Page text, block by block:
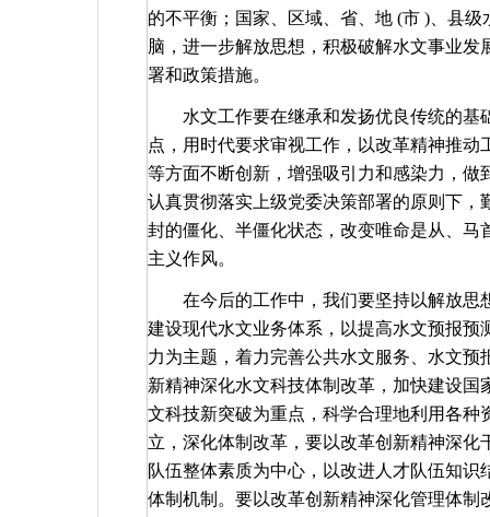
的不平衡；国家、区域、省、地 (市 ) 、县
脑，进一步解放思想，积极破解水文事业
署和政策措施。
水文工作要在继承和发扬优良传统的
点，用时代要求审视工作，以改革精神推
等方面不断创新，增强吸引力和感染力，
认真贯彻落实上级党委决策部署的原则下
封的僵化、半僵化状态，改变唯命是从、
主义作风。
在今后的工作中，我们要坚持以解放
建设现代水文业务体系，以提高水文预报
力为主题，着力完善公共水文服务、水文
新精神深化水文科技体制改革，加快建设
文科技新突破为重点，科学合理地利用各
立，深化体制改革，要以改革创新精神深
队伍整体素质为中心，以改进人才队伍知
体制机制。要以改革创新精神深化管理体